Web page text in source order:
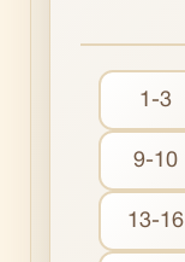
1-3
9-10
13-16